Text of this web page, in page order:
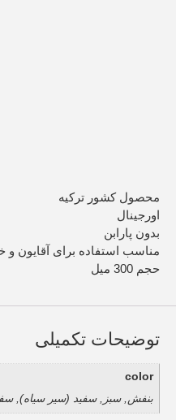
محصول کشور ترکیه
اورجینال
بدون پارابن
مناسب استفاده برای آقایون و
حجم 300 میل
توضیحات تکمیلی
color
بنفش, سبز, سفید (سیر سیاه),